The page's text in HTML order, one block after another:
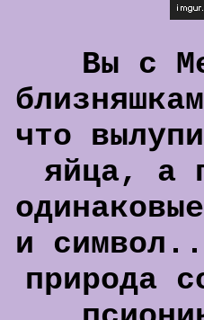
Вы с
что
яйца, а
и
природа